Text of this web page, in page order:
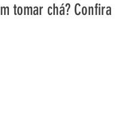
tomar chá? Confira